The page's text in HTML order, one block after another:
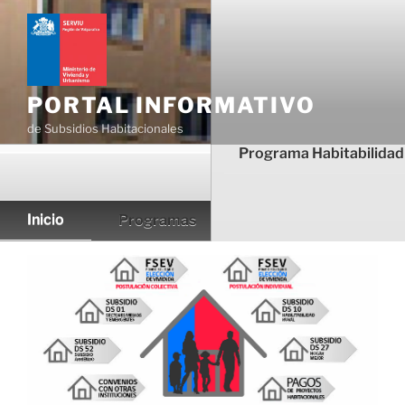
PORTAL INFORMATIVO
de Subsidios Habitacionales
Inicio Programas
Programa